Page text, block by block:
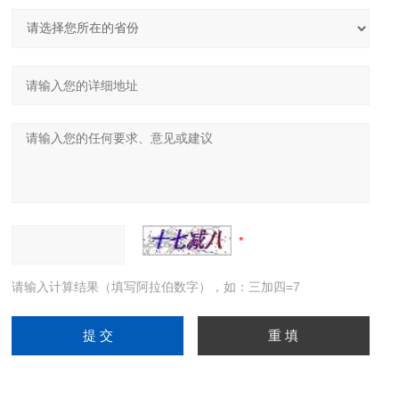
请输入计算结果（填写阿拉伯数字），如：三加四=7